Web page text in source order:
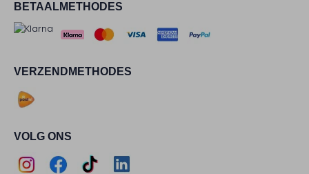
BETAALMETHODES
VERZENDMETHODES
VOLG ONS